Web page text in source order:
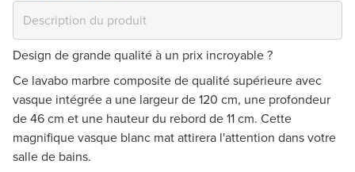
Design de grande qualité à un prix incroyable ?
Ce lavabo marbre composite de qualité supérieure avec
vasque intégrée a une largeur de 120 cm, une profondeur
de 46 cm et une hauteur du rebord de 11 cm. Cette
magnifique vasque blanc mat attirera l'attention dans votre
salle de bains.